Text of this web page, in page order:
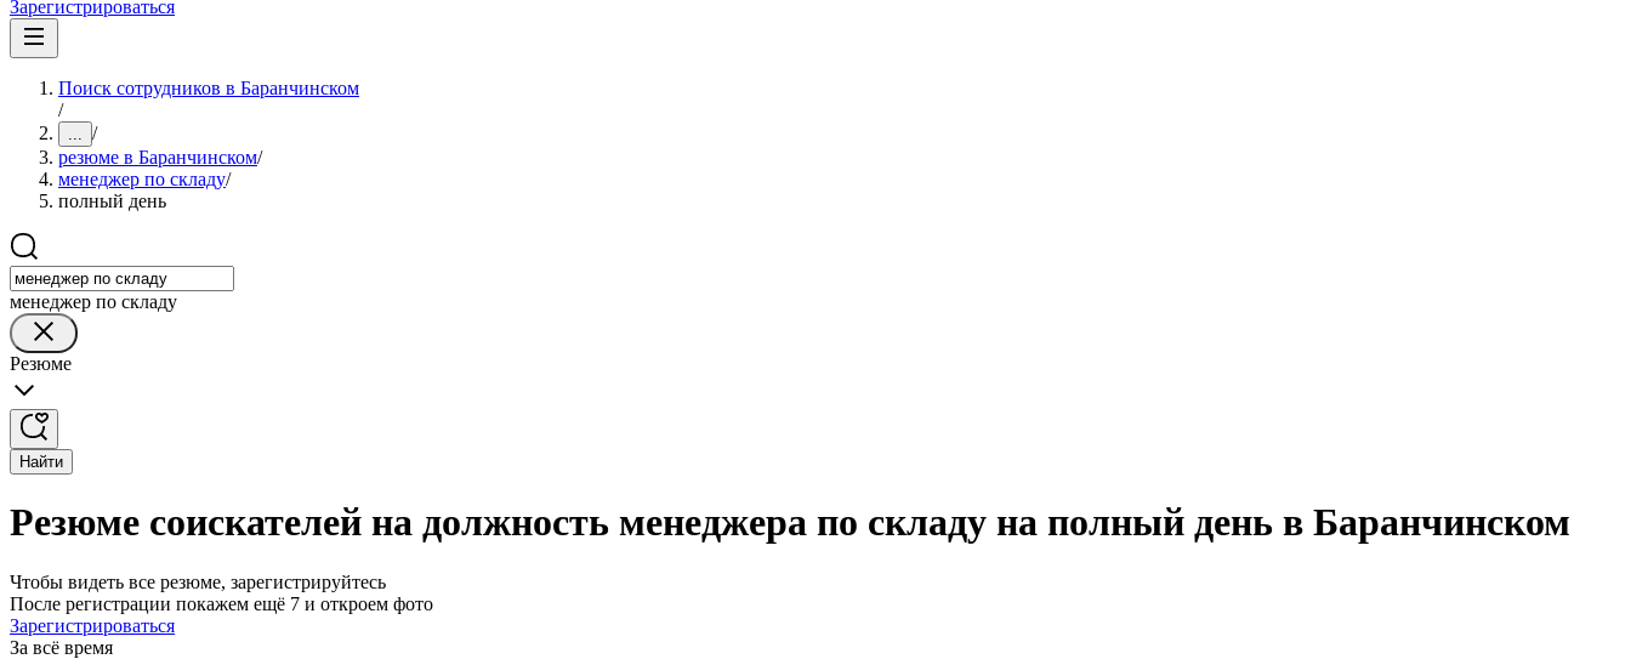
Зарегистрироваться
Поиск сотрудников в Баранчинском
/
... /
резюме в Баранчинском/
менеджер по складу/
полный день
менеджер по складу
Резюме
Найти
Резюме соискателей на должность менеджера по складу на полный день в Баранчинском
Чтобы видеть все резюме, зарегистрируйтесь
После регистрации покажем ещё 7 и откроем фото
Зарегистрироваться
За всё время